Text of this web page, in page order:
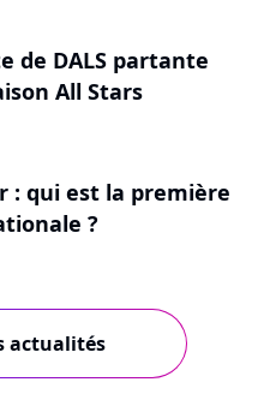
de DALS partante
All Stars
: qui est la première
?
actualités